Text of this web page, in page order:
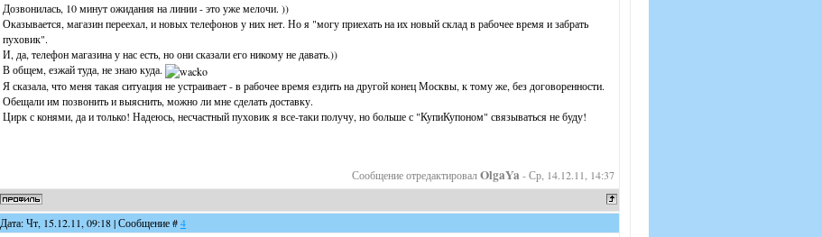
Дозвонилась, 10 минут ожидания на линии - это уже мелочи. ))
Оказывается, магазин переехал, и новых телефонов у них нет. Но я "могу приехать на их новый склад в рабочее время и забрать
пуховик".
И, да, телефон магазина у нас есть, но они сказали его никому не давать.))
В общем, езжай туда, не знаю куда.
Я сказала, что меня такая ситуация не устраивает - в рабочее время ездить на другой конец Москвы, к тому же, без договоренности.
Обещали им позвонить и выяснить, можно ли мне сделать доставку.
Цирк с конями, да и только! Надеюсь, несчастный пуховик я все-таки получу, но больше с "КупиКупоном" связываться не буду!
Сообщение отредактировалOlgaYa -Ср, 14.12.11, 14:37
Дата: Чт, 15.12.11, 09:18 | Сообщение #4